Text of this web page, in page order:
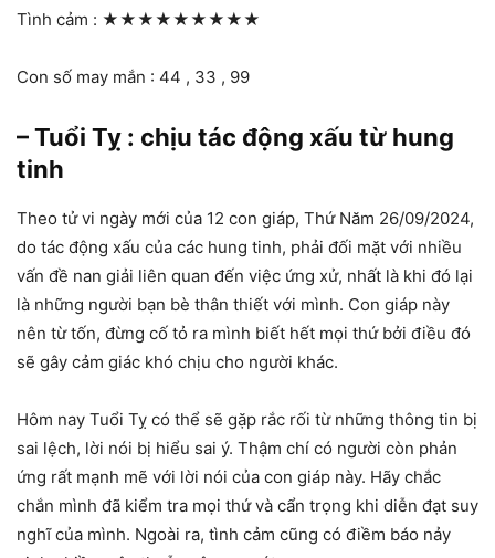
Tình cảm : ★★★★★★★★★
Con số may mắn : 44 , 33 , 99
– Tuổi Tỵ : chịu tác động xấu từ hung
tinh
Theo tử vi ngày mới của 12 con giáp, Thứ Năm 26/09/2024,
do tác động xấu của các hung tinh, phải đối mặt với nhiều
vấn đề nan giải liên quan đến việc ứng xử, nhất là khi đó lại
là những người bạn bè thân thiết với mình. Con giáp này
nên từ tốn, đừng cố tỏ ra mình biết hết mọi thứ bởi điều đó
sẽ gây cảm giác khó chịu cho người khác.
Hôm nay Tuổi Tỵ có thể sẽ gặp rắc rối từ những thông tin bị
sai lệch, lời nói bị hiểu sai ý. Thậm chí có người còn phản
ứng rất mạnh mẽ với lời nói của con giáp này. Hãy chắc
chắn mình đã kiểm tra mọi thứ và cẩn trọng khi diễn đạt suy
nghĩ của mình. Ngoài ra, tình cảm cũng có điềm báo nảy